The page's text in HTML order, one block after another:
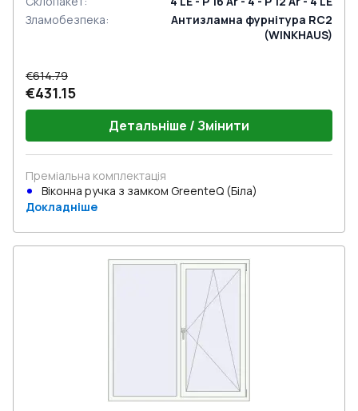
Зламобезпека:
Антизламна фурнітура RC2
(WINKHAUS)
€614.79
€431.15
Детальніше / Змінити
Преміальна комплектація
Віконна ручка з замком GreenteQ (Біла)
Докладніше